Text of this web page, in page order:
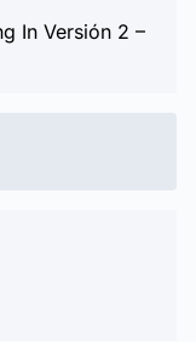
In Versión 2 –